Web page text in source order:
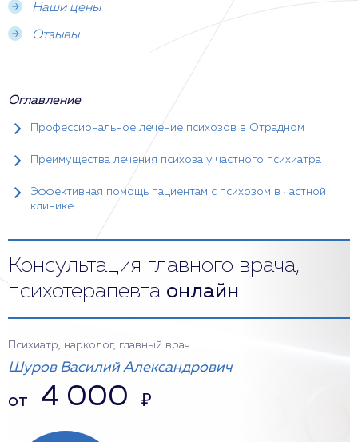
Наши цены
Отзывы
Оглавление
Профессиональное лечение психозов в Отрадном
Преимущества лечения психоза у частного психиатра
Эффективная помощь пациентам с психозом в частной
клинике
Консультация главного врача,
психотерапевта онлайн
Психиатр, нарколог, главный врач
Шуров Василий Александрович
от 4 000 ₽